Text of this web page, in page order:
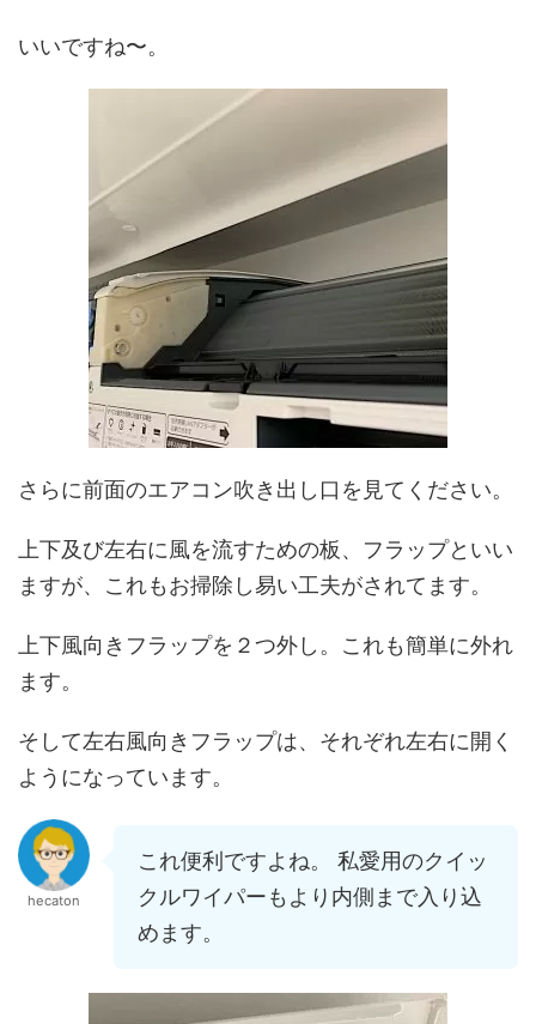
いいですね〜。
さらに前面のエアコン吹き出し口を見てください。
上下及び左右に風を流すための板、フラップといい
ますが、これもお掃除し易い工夫がされてます。
上下風向きフラップを２つ外し。これも簡単に外れ
ます。
そして左右風向きフラップは、それぞれ左右に開く
ようになっています。
hecaton
これ便利ですよね。 私愛用のクイッ
クルワイパーもより内側まで入り込
めます。